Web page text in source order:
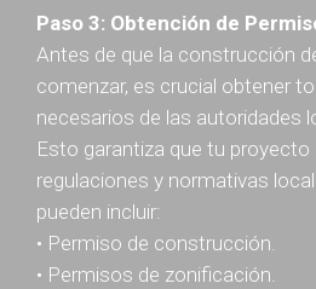
Paso 3: Obtención de
Antes de que la construcción
comenzar, es crucial obtener
necesarios de las autoridades
Esto garantiza que tu
regulaciones y normativas
pueden incluir:
• Permiso de construcción.
• Permisos de zonificación.